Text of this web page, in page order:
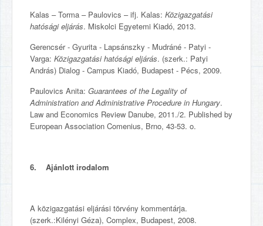
Kalas – Torma – Paulovics – ifj. Kalas: Közigazgatási
hatósági eljárás. Miskolci Egyetemi Kiadó, 2013.
Gerencsér - Gyurita - Lapsánszky - Mudráné - Patyi -
Varga: Közigazgatási hatósági eljárás. (szerk.: Patyi
András) Dialog - Campus Kiadó, Budapest - Pécs, 2009.
Paulovics Anita: Guarantees of the Legality of
Administration and Administrative Procedure in Hungary.
Law and Economics Review Danube, 2011./2. Published by
European Association Comenius, Brno, 43-53. o.
6. Ajánlott irodalom
A közigazgatási eljárási törvény kommentárja.
(szerk.:Kilényi Géza), Complex, Budapest, 2008.